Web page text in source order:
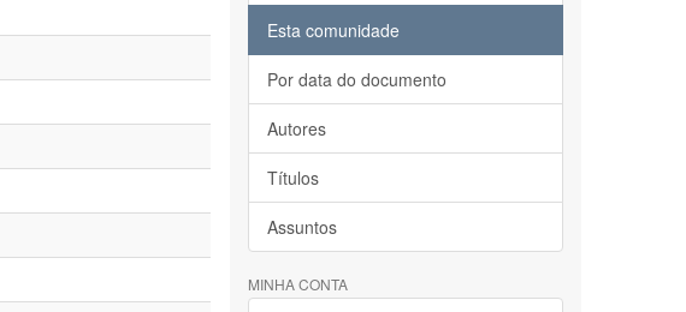
Esta comunidade
Por data do documento
Autores
Títulos
Assuntos
MINHA CONTA